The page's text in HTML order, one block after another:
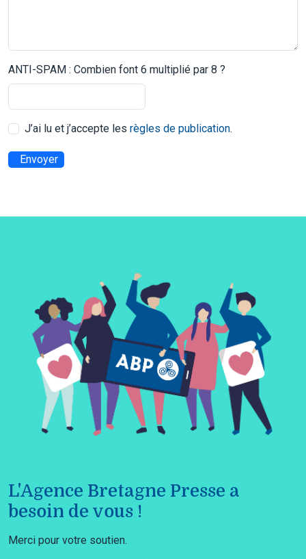
ANTI-SPAM : Combien font 6 multiplié par 8 ?
J’ai lu et j’accepte les règles de publication.
Envoyer
L'Agence Bretagne Presse a
besoin de vous !
Merci pour votre soutien.